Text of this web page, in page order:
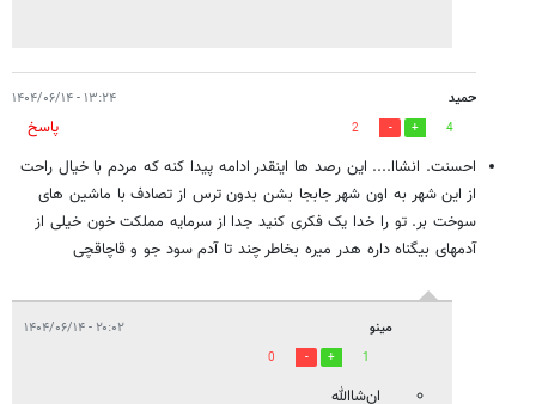
حمید ۱۳:۲۴ - ۱۴۰۴/۰۶/۱۴
4
2
پاسخ
احسنت. انشاا.... این رصد ها اینقدر ادامه پیدا کنه که مردم با خیال راحت
از این شهر به اون شهر جابجا بشن بدون ترس از تصادف با ماشین های
سوخت بر. تو را خدا یک فکری کنید جدا از سرمایه مملکت خون خیلی از
آدمهای بیگناه داره هدر میره بخاطر چند تا آدم سود جو و قاچاقچی
مینو ۲۰:۰۲ - ۱۴۰۴/۰۶/۱۴
1
0
ان‌شاالله